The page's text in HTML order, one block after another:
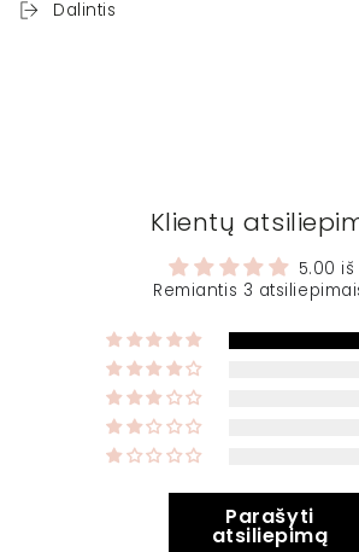
Dalintis
Klientų
5.00 iš
Remiantis 3
Parašyti
atsiliepimą